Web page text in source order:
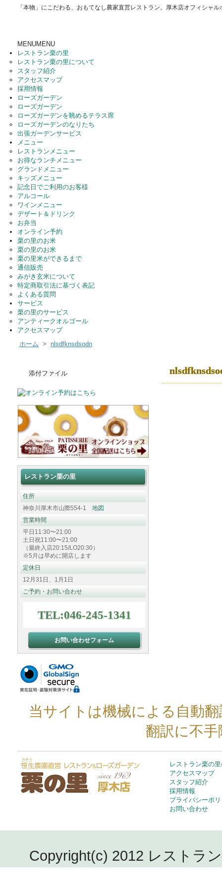
「本物」にこだわる、おもてなし農家直営レストラン。厚木店オフィシャル
MENUMENU
レストラン栗の里
レストラン栗の里について
スタッフ紹介
アクセスマップ
採用情報
ローズガーデン
ローズガーデン
ローズガーデンを眺めるテラス席
ローズガーデンのなりたち
出張ガーデンサービス
メニュー
レストランメニュー
お得なランチメニュー
グランドメニュー
キッズメニュー
記念日でご利用のお客様
アルコール
ワインメニュー
デザート＆ドリンク
お弁当
オンライン予約
栗の里のお米
栗の里のお米
栗の里米ができるまで
通信販売
みがき玄米について
特定商取引法に基づく表記
よくある質問
サービス
栗の里のサービス
アンティークオルゴール
アクセスマップ
ホーム > nlsdfknsdsodn
添付ファイル
レストラン栗の里
住所
神奈川厚木市山際554-1 地図
営業時間
平日11:30〜21:00
土日祝11:00〜21:00
（最終入店20:15/LO20:30）
※5月は早めに開店します
定休日
12月31日、1月1日
ご予約・お問い合わせ
TEL:046-245-1341
お問い合わせフォーム
当サイトは機械による自動
翻訳に不
レストラン栗の
アクセスマップ
スタッフ紹介
採用情報
プライバシーポ
お問い合わせ
Copyright(c) 2012 レストラ